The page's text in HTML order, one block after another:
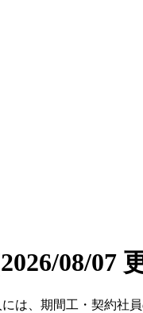
08/07
は、期間工・契約社